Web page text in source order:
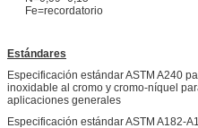
Fe=recordatorio
Estándares
Especificación estándar ASTM A240
inoxidable al cromo y cromo-níquel
aplicaciones generales
Especificación estándar ASTM A182-